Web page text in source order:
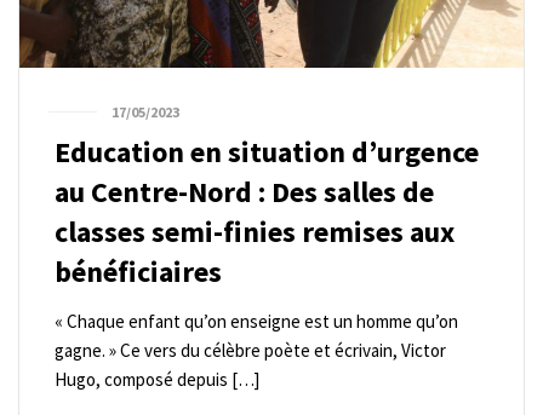
17/05/2023
Education en situation d’urgence
au Centre-Nord : Des salles de
classes semi-finies remises aux
bénéficiaires
« Chaque enfant qu’on enseigne est un homme qu’on
gagne. » Ce vers du célèbre poète et écrivain, Victor
Hugo, composé depuis […]